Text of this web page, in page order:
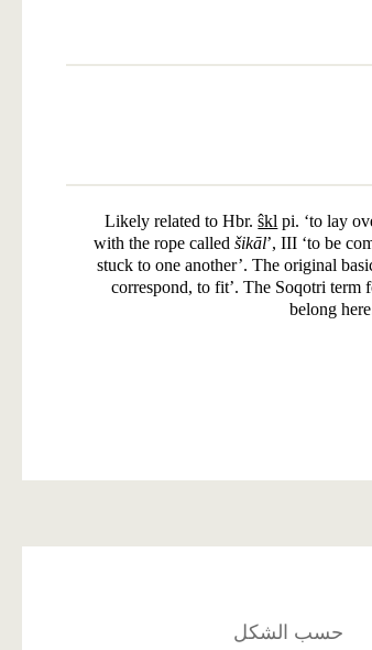
Likely related to Hbr.ŝkl pi. ‘to lay
with the rope calledšikāl’, III ‘to be
stuck to one another’. The original
correspond, to fit’. The Soqotri term
belong
حسب الشكل